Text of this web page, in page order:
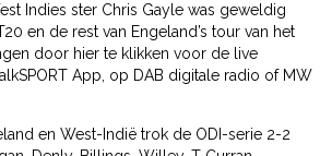
Indies ster Chris Gayle was geweldig
en de rest van Engeland’s tour van het
door hier te klikken voor de live
App, op DAB digitale radio of MW
en West-Indië trok de ODI-serie 2-2